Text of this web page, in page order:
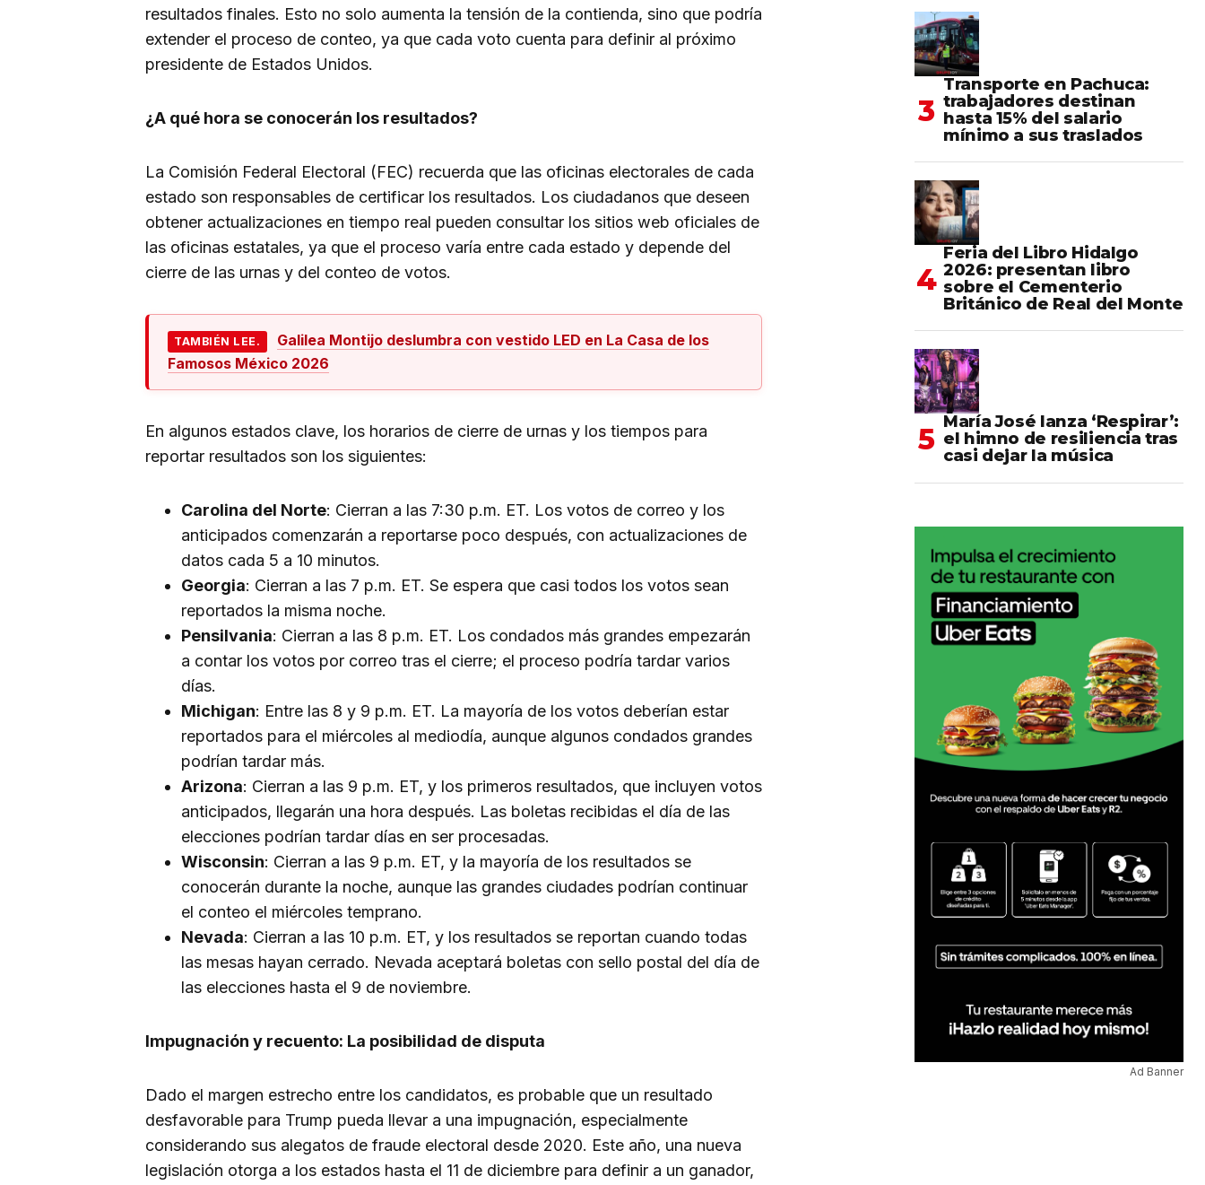
resultados finales. Esto no solo aumenta la tensión de la contienda, sino que podría
extender el proceso de conteo, ya que cada voto cuenta para definir al próximo
presidente de Estados Unidos.
¿A qué hora se conocerán los resultados?
La Comisión Federal Electoral (FEC) recuerda que las oficinas electorales de cada
estado son responsables de certificar los resultados. Los ciudadanos que deseen
obtener actualizaciones en tiempo real pueden consultar los sitios web oficiales de
las oficinas estatales, ya que el proceso varía entre cada estado y depende del
cierre de las urnas y del conteo de votos.
TAMBIÉN LEE.
Galilea Montijo deslumbra con vestido LED en La Casa de los
Famosos México 2026
En algunos estados clave, los horarios de cierre de urnas y los tiempos para
reportar resultados son los siguientes:
Carolina del Norte: Cierran a las 7:30 p.m. ET. Los votos de correo y los
anticipados comenzarán a reportarse poco después, con actualizaciones de
datos cada 5 a 10 minutos.
Georgia: Cierran a las 7 p.m. ET. Se espera que casi todos los votos sean
reportados la misma noche.
Pensilvania: Cierran a las 8 p.m. ET. Los condados más grandes empezarán
a contar los votos por correo tras el cierre; el proceso podría tardar varios
días.
Michigan: Entre las 8 y 9 p.m. ET. La mayoría de los votos deberían estar
reportados para el miércoles al mediodía, aunque algunos condados grandes
podrían tardar más.
Arizona: Cierran a las 9 p.m. ET, y los primeros resultados, que incluyen votos
anticipados, llegarán una hora después. Las boletas recibidas el día de las
elecciones podrían tardar días en ser procesadas.
Wisconsin: Cierran a las 9 p.m. ET, y la mayoría de los resultados se
conocerán durante la noche, aunque las grandes ciudades podrían continuar
el conteo el miércoles temprano.
Nevada: Cierran a las 10 p.m. ET, y los resultados se reportan cuando todas
las mesas hayan cerrado. Nevada aceptará boletas con sello postal del día de
las elecciones hasta el 9 de noviembre.
Impugnación y recuento: La posibilidad de disputa
Dado el margen estrecho entre los candidatos, es probable que un resultado
desfavorable para Trump pueda llevar a una impugnación, especialmente
considerando sus alegatos de fraude electoral desde 2020. Este año, una nueva
legislación otorga a los estados hasta el 11 de diciembre para definir a un ganador,
Transporte en Pachuca:
trabajadores destinan
hasta 15% del salario
mínimo a sus traslados
Feria del Libro Hidalgo
2026: presentan libro
sobre el Cementerio
Británico de Real del Monte
María José lanza ‘Respirar’:
el himno de resiliencia tras
casi dejar la música
Ad Banner